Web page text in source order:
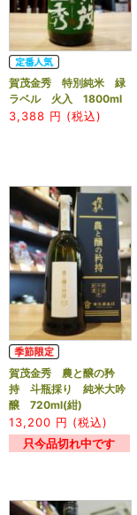
賀茂金秀 特別純米 緑
ラベル 火入 1800ml
3,388 円 (税込)
賀茂金秀 農と醸の矜
持 斗瓶採り 純米大吟
醸 720ml(紺)
13,200 円 (税込)
只今品切れ中です